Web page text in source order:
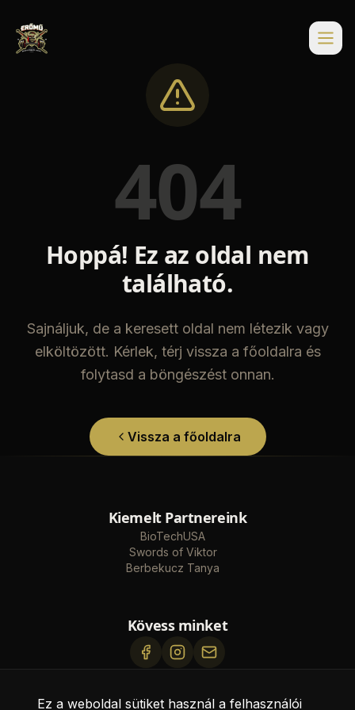
404
Hoppá! Ez az oldal nem
található.
Sajnáljuk, de a keresett oldal nem létezik vagy
elköltözött. Kérlek, térj vissza a főoldalra és
folytasd a böngészést onnan.
Vissza a főoldalra
Kiemelt Partnereink
BioTechUSA
Swords of Viktor
Berbekucz Tanya
Kövess minket
Ez a weboldal sütiket használ a felhasználói